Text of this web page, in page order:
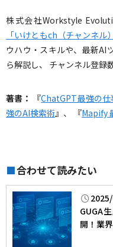
株式会社Workstyle
「いけともch（チャンネル
ウハウ・スキルや、最新AI
ら解説し、 チャンネル登録
著書： 『ChatGPT最強の仕
強のAI検索術』、 『Mapify
■合わせて読みたい
GUGA
開！業